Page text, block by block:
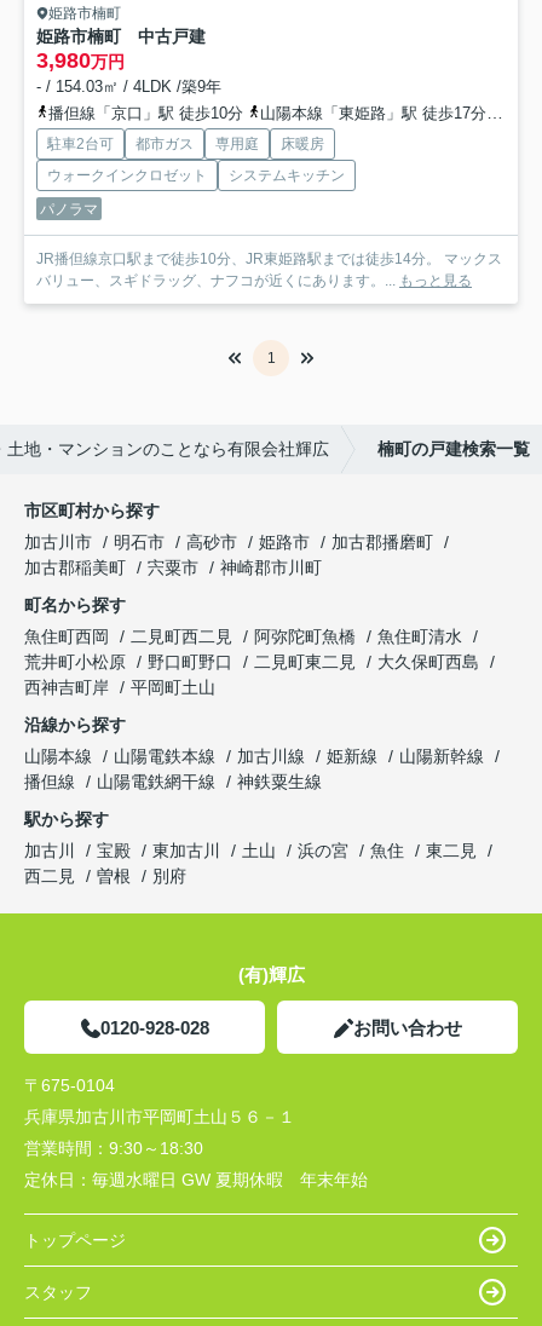
姫路市楠町
姫路市楠町 中古戸建
3,980万円
- / 154.03㎡ / 4LDK /築9年
播但線「京口」駅 徒歩10分
山陽本線「東姫路」駅 徒歩17分
駐車2台可 都市ガス 専用庭
床暖房
ウォークインクロゼット
システムキッチン
パノラマ
JR播但線京口駅まで徒歩10分、JR東姫路駅までは徒歩14分。 マックス
バリュー、スギドラッグ、ナフコが近くにあります。... もっと見る
1
地・マンションのことなら有限会社輝広 楠町の戸建検索一覧
市区町村から探す
加古川市
明石市 高砂市 姫路市
加古郡播磨町
加古郡稲美町
宍粟市
神崎郡市川町
町名から探す
魚住町西岡
二見町西二見 阿弥陀町魚橋
魚住町清水
荒井町小松原
野口町野口 二見町東二見
大久保町西島
西神吉町岸
平岡町土山
沿線から探す
山陽本線
山陽電鉄本線 加古川線 姫新線
山陽新幹線
播但線
山陽電鉄網干線
神鉄粟生線
駅から探す
加古川
宝殿 東加古川 土山 浜の宮 魚住
東二見
西二見
曽根 別府
(有)輝広
0120-928-028 お問い合わせ
〒675-0104
兵庫県加古川市平岡町土山５６－１
営業時間： 9:30～18:30
定休日： 毎週水曜日 GW 夏期休暇 年末年始
トップページ
スタッフ